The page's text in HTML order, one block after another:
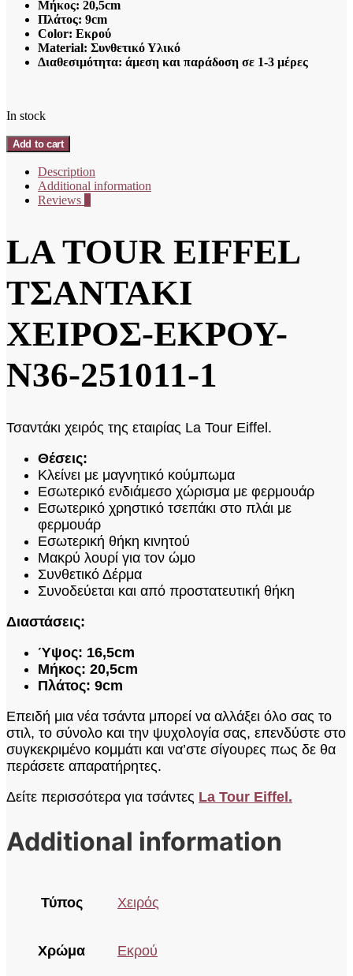
Μήκος: 20,5cm
Πλάτος: 9cm
Color: Εκρού
Material: Συνθετικό Υλικό
Διαθεσιμότητα: άμεση και παράδοση σε 1-3 μέρες
In stock
LA
TOUR
EIFFEL
ΤΣΑΝΤΑΚΙ
ΧΕΙΡΟΣ-
251011-
Add to cart
Description
Additional information
Reviews
LA TOUR EIFFEL
ΤΣΑΝΤΑΚΙ
ΧΕΙΡΟΣ-ΕΚΡΟΥ-
N36-251011-1
Τσαντάκι χειρός της εταιρίας La Tour Eiffel.
Θέσεις:
Κλείνει με μαγνητικό κούμπωμα
Εσωτερικό ενδιάμεσο χώρισμα με φερμουάρ
Εσωτερικό χρηστικό τσεπάκι στο πλάι με
φερμουάρ
Εσωτερική θήκη κινητού
Μακρύ λουρί για τον ώμο
Συνθετικό Δέρμα
Συνοδεύεται και από προστατευτική θήκη
Διαστάσεις:
Ύψος: 16,5cm
Μήκος: 20,5cm
Πλάτος: 9cm
Επειδή μια νέα τσάντα μπορεί να αλλάξει όλο σας το
στιλ, το σύνολο και την ψυχολογία σας, επενδύστε στο
συγκεκριμένο κομμάτι και να’στε σίγουρες πως δε θα
περάσετε απαρατήρητες.
Δείτε περισσότερα για τσάντες La Tour Eiffel.
Additional information
Τύπος Χειρός
Χρώμα Εκρού